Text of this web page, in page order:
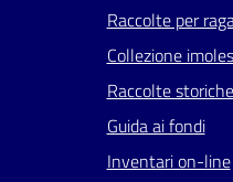
Raccolte per
Collezione
Raccolte storiche
Guida ai fondi
Inventari on-line